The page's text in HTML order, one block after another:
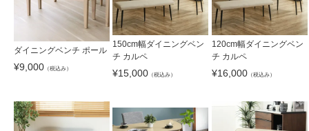
ダイニングベンチ ポール
¥9,000 （税込み）
150cm幅ダイニングベン
チ カルペ
¥15,000 （税込み）
120cm幅ダイニングベン
チ カルペ
¥16,000（税込み）